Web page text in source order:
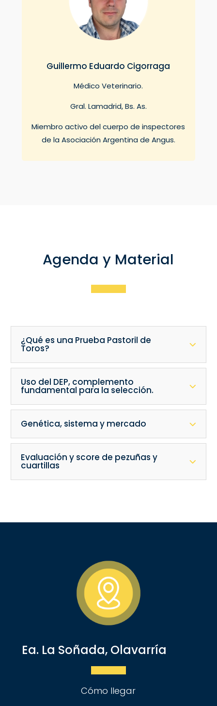
Guillermo Eduardo Cigorraga
Médico Veterinario.
Gral. Lamadrid, Bs. As.
Miembro activo del cuerpo de inspectores
de la Asociación Argentina de Angus.
Agenda y Material
¿Qué es una Prueba Pastoril de
Toros?
Uso del DEP, complemento
fundamental para la selección.
Genética, sistema y mercado
Evaluación y score de pezuñas y
cuartillas
Ea. La Soñada, Olavarría
Cómo llegar